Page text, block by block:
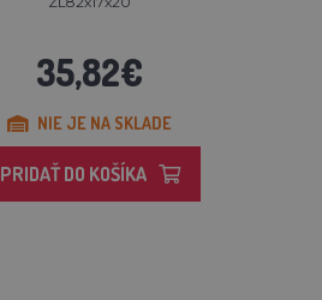
35,82€
NIE JE NA SKLADE
PRIDAŤ DO KOŠÍKA